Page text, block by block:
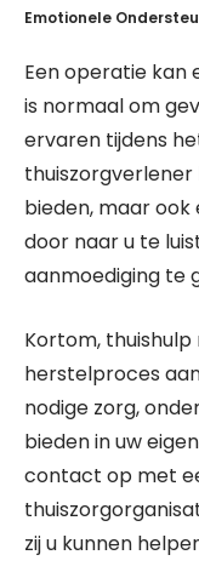
Emotionele
Een operatie kan
is normaal om
ervaren tijdens
bieden, maar
door naar u te
aanmoediging te
Kortom,
herstelproces
nodige zorg,
bieden in uw
contact op met
zij u kunnen